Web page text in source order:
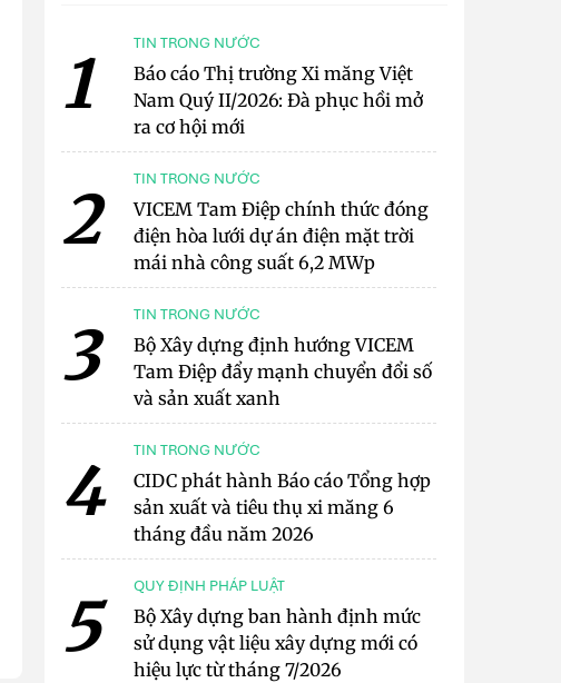
1 TIN TRONG NƯỚC
Báo cáo Thị trường Xi măng Việt
Nam Quý II/2026: Đà phục hồi mở
ra cơ hội mới
2 TIN TRONG NƯỚC
VICEM Tam Điệp chính thức đóng
điện hòa lưới dự án điện mặt trời
mái nhà công suất 6,2 MWp
3 TIN TRONG NƯỚC
Bộ Xây dựng định hướng VICEM
Tam Điệp đẩy mạnh chuyển đổi số
và sản xuất xanh
4 TIN TRONG NƯỚC
CIDC phát hành Báo cáo Tổng hợp
sản xuất và tiêu thụ xi măng 6
tháng đầu năm 2026
5 QUY ĐỊNH PHÁP LUẬT
Bộ Xây dựng ban hành định mức
sử dụng vật liệu xây dựng mới có
hiệu lực từ tháng 7/2026